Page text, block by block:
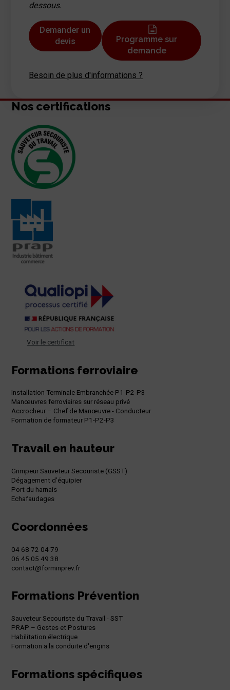
dessous.
Demander un
devis
Programme sur
demande
Besoin de plus d'informations ?
Nos certifications
Voir le certificat
Formations ferroviaire
Installation Terminale Embranchée P1-P2-P3
Manœuvres ferroviaires sur réseau privé
Accrocheur – Chef de Manœuvre - Conducteur
Formation de formateur P1-P2-P3
Travail en hauteur
Grimpeur Sauveteur Secouriste (GSST)
Dégagement d’équipier
Port du harnais
Echafaudages
Coordonnées
04 68 72 04 79
06 45 05 49 38
contact@forminprev.fr
Formations Prévention
Sauveteur Secouriste du Travail - SST
PRAP – Gestes et Postures
Habilitation électrique
Formation a la conduite d'engins
Formations spécifiques